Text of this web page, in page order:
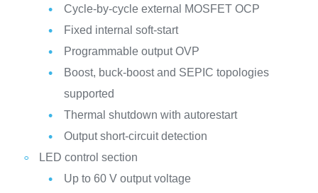
Cycle-by-cycle external MOSFET OCP
Fixed internal soft-start
Programmable output OVP
Boost, buck-boost and SEPIC topologies
supported
Thermal shutdown with autorestart
Output short-circuit detection
LED control section
Up to 60 V output voltage